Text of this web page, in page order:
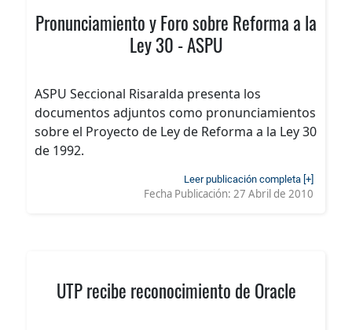
Pronunciamiento y Foro sobre Reforma a la
Ley 30 - ASPU
ASPU Seccional Risaralda presenta los
documentos adjuntos como pronunciamientos
sobre el Proyecto de Ley de Reforma a la Ley 30
de 1992.
Leer publicación completa [+]
Fecha Publicación: 27 Abril de 2010
UTP recibe reconocimiento de Oracle